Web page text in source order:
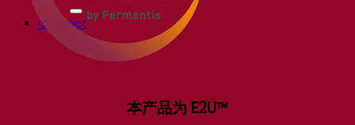
Contact
本产品为 E2U™